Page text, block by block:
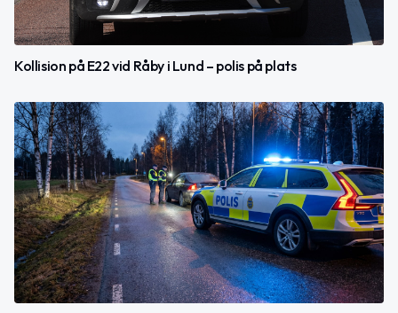
Kollision på E22 vid Råby i Lund – polis på plats